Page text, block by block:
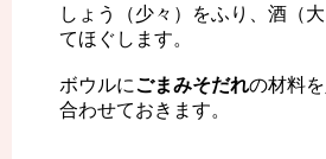
しょう（少々）をふり、酒（
てほぐします。
ボウルにごまみそだれの材料
合わせておきます。